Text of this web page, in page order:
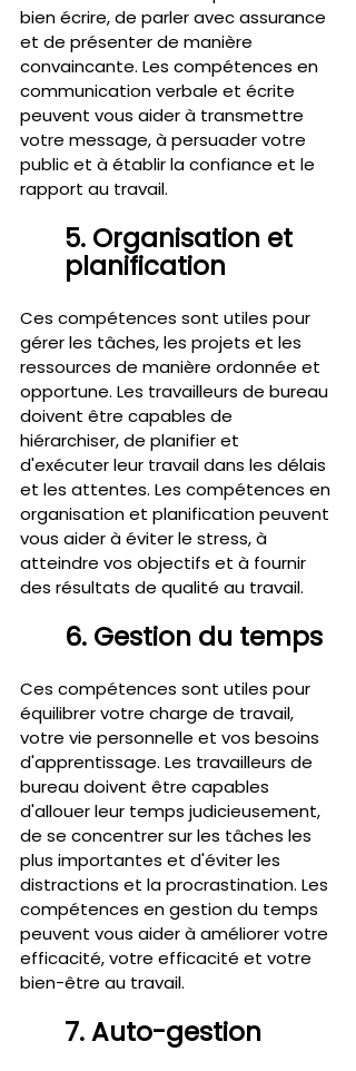
bien écrire, de parler avec assurance
et de présenter de manière
convaincante. Les compétences en
communication verbale et écrite
peuvent vous aider à transmettre
votre message, à persuader votre
public et à établir la confiance et le
rapport au travail.
5. Organisation et
planification
Ces compétences sont utiles pour
gérer les tâches, les projets et les
ressources de manière ordonnée et
opportune. Les travailleurs de bureau
doivent être capables de
hiérarchiser, de planifier et
d'exécuter leur travail dans les délais
et les attentes. Les compétences en
organisation et planification peuvent
vous aider à éviter le stress, à
atteindre vos objectifs et à fournir
des résultats de qualité au travail.
6. Gestion du temps
Ces compétences sont utiles pour
équilibrer votre charge de travail,
votre vie personnelle et vos besoins
d'apprentissage. Les travailleurs de
bureau doivent être capables
d'allouer leur temps judicieusement,
de se concentrer sur les tâches les
plus importantes et d'éviter les
distractions et la procrastination. Les
compétences en gestion du temps
peuvent vous aider à améliorer votre
efficacité, votre efficacité et votre
bien-être au travail.
7. Auto-gestion